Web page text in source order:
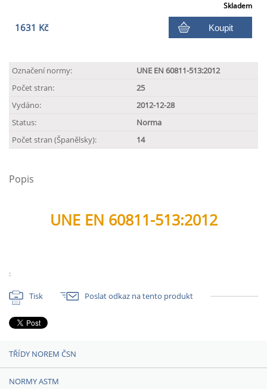
Skladem
1631 Kč Koupit
Označení normy:
UNE EN 60811-513:2012
Počet stran:
25
Vydáno:
2012-12-28
Status:
Norma
Počet stran (Španělsky):
14
Popis
UNE EN 60811-513:2012
:
Tisk Poslat odkaz na tento produkt
TŘÍDY NOREM ČSN
NORMY ASTM